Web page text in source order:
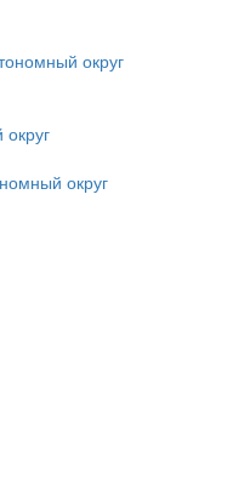
округ
округ